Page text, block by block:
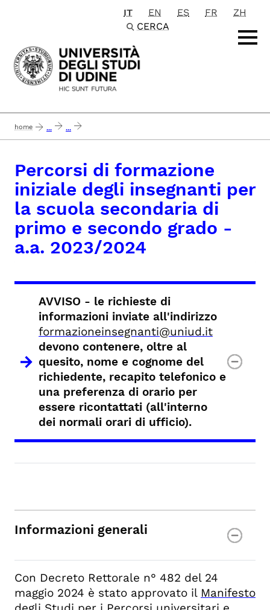
Passa al contenuto principale
IT EN ES FR
ZH
CERCA
home ... ...
Percorsi di formazione
iniziale degli insegnanti per
la scuola secondaria di
primo e secondo grado -
a.a. 2023/2024
AVVISO - le richieste di
informazioni inviate all'indirizzo
formazioneinsegnanti@uniud.it
devono contenere, oltre al
quesito, nome e cognome del
richiedente, recapito telefonico e
una preferenza di orario per
essere ricontattati (all'interno
dei normali orari di ufficio).
Informazioni generali
Con Decreto Rettorale n° 482 del 24
maggio 2024 è stato approvato il Manifesto